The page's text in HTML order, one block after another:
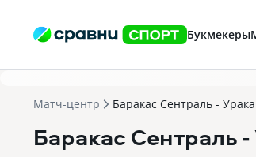
Букмекеры
Матч-центр Баракас Сентраль -
Баракас Сентраль-